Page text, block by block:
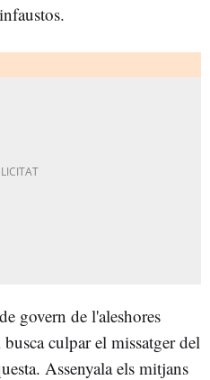
govern de l'aleshores
busca culpar el missatger del
Assenyala els mitjans